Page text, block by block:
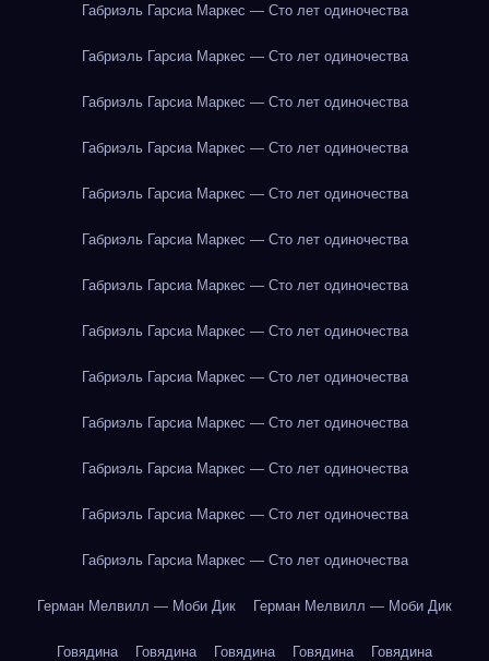
Габриэль Гарсиа Маркес — Сто лет одиночества
Габриэль Гарсиа Маркес — Сто лет одиночества
Габриэль Гарсиа Маркес — Сто лет одиночества
Габриэль Гарсиа Маркес — Сто лет одиночества
Габриэль Гарсиа Маркес — Сто лет одиночества
Габриэль Гарсиа Маркес — Сто лет одиночества
Габриэль Гарсиа Маркес — Сто лет одиночества
Габриэль Гарсиа Маркес — Сто лет одиночества
Габриэль Гарсиа Маркес — Сто лет одиночества
Габриэль Гарсиа Маркес — Сто лет одиночества
Габриэль Гарсиа Маркес — Сто лет одиночества
Габриэль Гарсиа Маркес — Сто лет одиночества
Габриэль Гарсиа Маркес — Сто лет одиночества
Герман Мелвилл — Моби Дик Герман Мелвилл — Моби Дик
Говядина Говядина Говядина Говядина Говядина